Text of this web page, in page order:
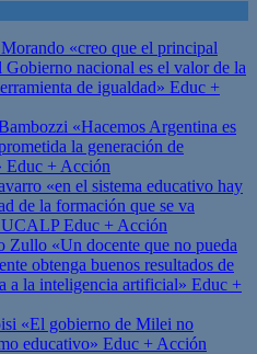
«creo que el principal
nacional es el valor de la
de igualdad» Educ +
«Hacemos Argentina es
la generación de
Educ + Acción
«en el sistema educativo hay
de la formación que se va
UCALPEduc + Acción
Zullo «Un docente que no pueda
obtenga buenos resultados de
a la inteligencia artificial» Educ +
«El gobierno de Milei no
educativo» Educ + Acción